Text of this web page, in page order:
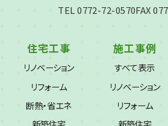
TEL 0772-72-0570FAX
住宅工事
リノベーション
リフォーム
断熱・省エネ
施工事例
すべて表示
リノベーション
リフォーム